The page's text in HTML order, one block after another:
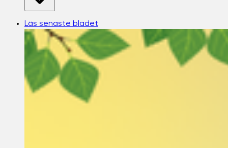
Läs senaste bladet